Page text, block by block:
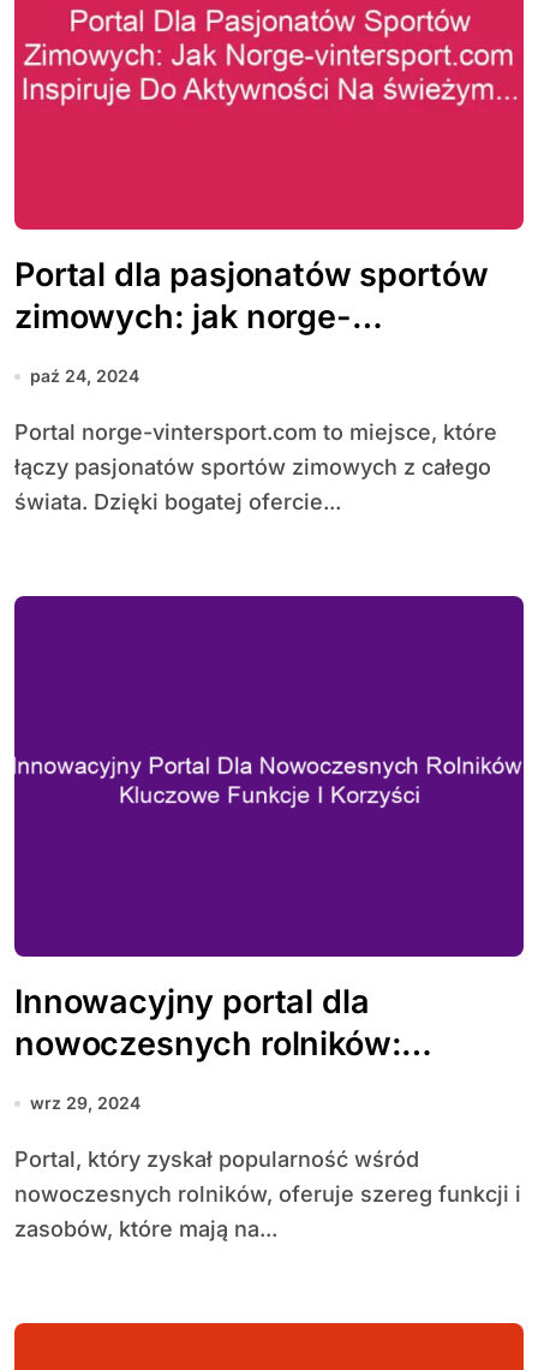
Portal dla pasjonatów sportów
zimowych: jak norge-
vintersport.com inspiruje do
powietrzu
paź 24, 2024
Portal norge-vintersport.com to miejsce, które
łączy pasjonatów sportów zimowych z całego
świata. Dzięki bogatej ofercie...
Innowacyjny portal dla
nowoczesnych rolników:
kluczowe funkcje i korzyści
wrz 29, 2024
Portal, który zyskał popularność wśród
nowoczesnych rolników, oferuje szereg funkcji i
zasobów, które mają na...